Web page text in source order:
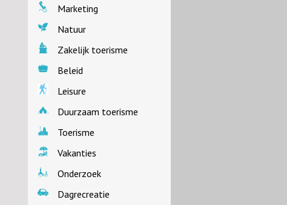
Marketing
Natuur
Zakelijk toerisme
Beleid
Leisure
Duurzaam toerisme
Toerisme
Vakanties
Onderzoek
Dagrecreatie